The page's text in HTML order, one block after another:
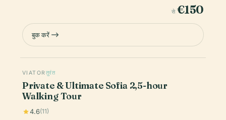
से €150
बुक करें
VIATOR तुरंत
Private & Ultimate Sofia 2,5-hour
Walking Tour
4.6(11)